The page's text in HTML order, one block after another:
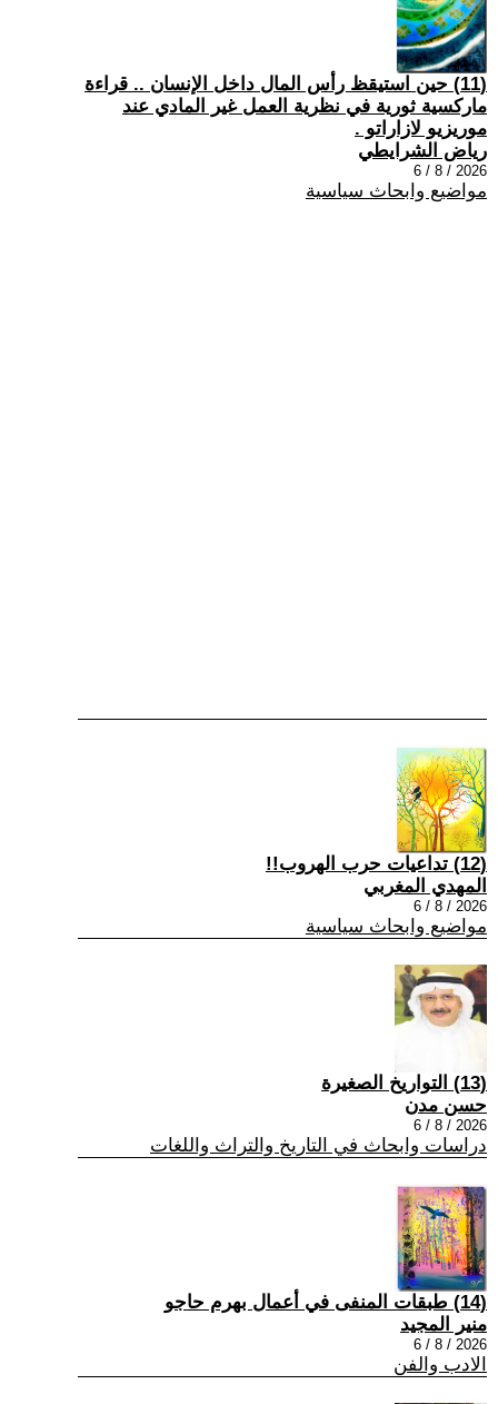
(11) حين استيقظ رأس المال داخل الإنسان .. قراءة
ماركسية ثورية في نظرية العمل غير المادي عند
موريزيو لازاراتو .
رياض الشرايطي
2026 / 8 / 6
مواضيع وابحاث سياسية
(12) تداعيات حرب الهروب!!
المهدي المغربي
2026 / 8 / 6
مواضيع وابحاث سياسية
(13) التواريخ الصغيرة
حسن مدن
2026 / 8 / 6
دراسات وابحاث في التاريخ والتراث واللغات
(14) طبقات المنفى في أعمال بهرم حاجو
منير المجيد
2026 / 8 / 6
الادب والفن